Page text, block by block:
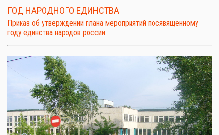
ГОД НАРОДНОГО ЕДИНСТВА
Приказ об утверждении плана мероприятий посявященному
году единства народов россии.